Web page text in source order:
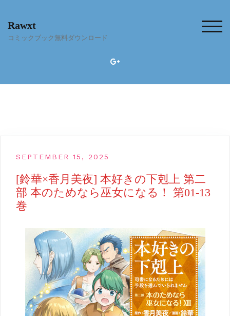
content
Rawxt
コミックブック無料ダウンロード
SEPTEMBER 15, 2025
[鈴華×香月美夜] 本好きの下剋上 第二
部 本のためなら巫女になる！ 第01-13
巻